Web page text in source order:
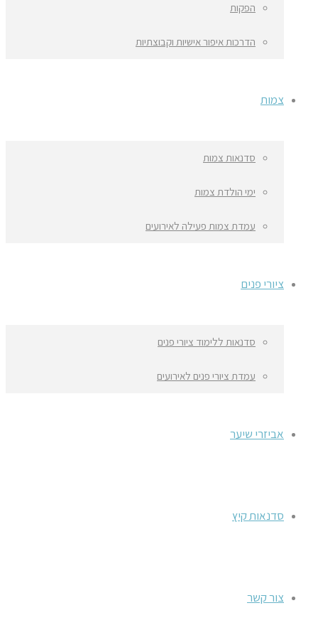
הפקות
הדרכות איפור אישיות וקבוצתיות
צמות
סדנאות צמות
ימי הולדת צמות
עמדת צמות פעילה לאירועים
ציורי פנים
סדנאות ללימוד ציורי פנים
עמדת ציורי פנים לאירועים
אביזרי שיער
סדנאות קיץ
צור קשר